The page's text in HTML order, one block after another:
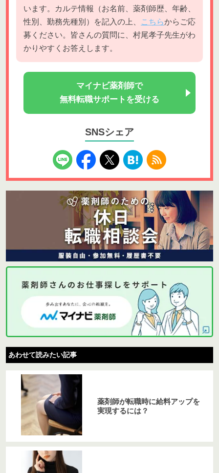
います。カルテ情報（お名前、薬剤師歴、年齢、
性別、勤務先種別）を記入の上、
こちらからご応
募ください。皆さんの質問に、村尾孝子先生がわ
かりやすくお答えします。
マイナビ薬剤師で
無料転職サポートを受ける
SNSシェア
あわせて読みたい記事
薬剤師が転職時に給料アップを
実現するには？